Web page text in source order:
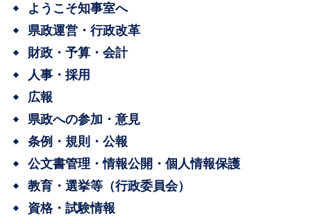
ようこそ知事室へ
県政運営・行政改革
財政・予算・会計
人事・採用
広報
県政への参加・意見
条例・規則・公報
公文書管理・情報公開・個人情報保護
教育・選挙等（行政委員会）
資格・試験情報